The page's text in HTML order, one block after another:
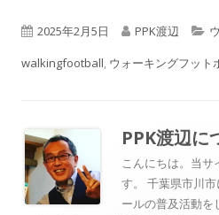
公
開
2025年2月5日
作
成
PPK渡辺
カ
テ
ー
walkingfootball, ウォーキングフット
PPK渡辺に
こんにちは。当サ
す。 千葉県市川
ールの普及活動を